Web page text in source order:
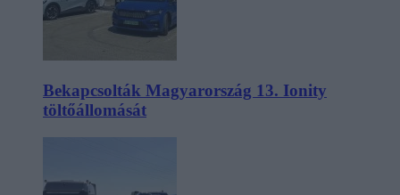
Bekapcsolták Magyarország 13. Ionity
töltőállomását